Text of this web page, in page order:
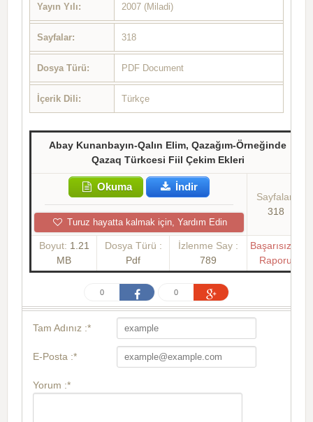
Yayın Yılı: 2007 (Miladi)
Sayfalar: 318
Dosya Türü: PDF Document
İçerik Dili: Türkçe
Abay Kunanbayın-Qalın Elim, Qazağım-Örneğinde
Qazaq Türkcesi Fiil Çekim Ekleri
Okuma İndir
Turuz hayatta kalmak için, Yardım Edin
Sayfalar:
318
Boyut: 1.21
MB
Dosya Türü :
Pdf
İzlenme Say :
789
Başarısızlık
Raporu
0 0
Tam Adınız :*
E-Posta :*
Yorum :*